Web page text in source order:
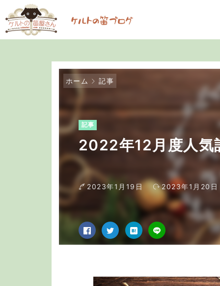
ホーム 記事
記事
2022年12月度人気
2023年1月19日 2023年1月20日